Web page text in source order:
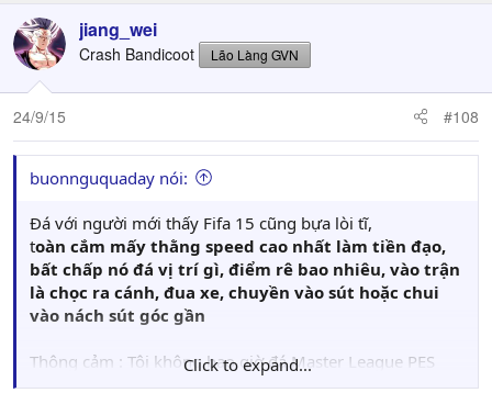
jiang_wei
Crash Bandicoot Lão Làng GVN
24/9/15 #108
buonnguquaday nói:
Đá với người mới thấy Fifa 15 cũng bựa lòi tĩ,
toàn cắm mấy thằng speed cao nhất làm tiền đạo,
bất chấp nó đá vị trí gì, điểm rê bao nhiêu, vào trận
là chọc ra cánh, đua xe, chuyền vào sút hoặc chui
vào nách sút góc gần
Thông cảm : Tôi không bao giờ đá Master League PES
hay Career Fifa cày cọt gì cả
Click to expand...